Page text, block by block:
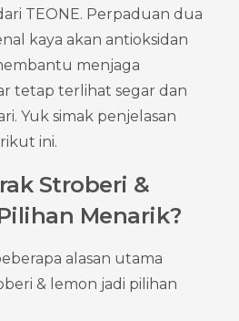
TEONE. Perpaduan dua
kaya akan antioksidan
menjaga
tetap terlihat segar dan
Yuk simak penjelasan
ini.
Stroberi &
Menarik?
alasan utama
& lemon jadi pilihan